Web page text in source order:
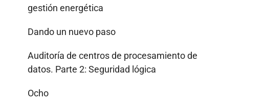
gestión energética
Dando un nuevo paso
Auditoría de centros de procesamiento de
datos. Parte 2: Seguridad lógica
Ocho